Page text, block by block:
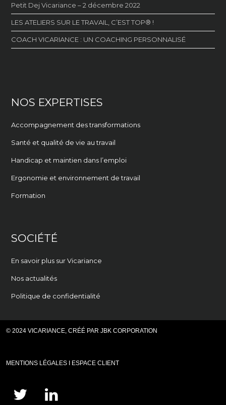
Petit Dej Vicariance – 2 décembre 2022
LES ATELIERS SUR LE TRAVAIL, C’EST TOP® !
COACH VICARIANCE : UN COACHING PERSONNALISÉ
NOS EXPERTISES
Accompagnement des transformations
Santé et qualité de vie au travail
Handicap et maintien dans l’emploi
Ergonomie et environnement de travail
Formation
SOCIÉTÉ
En savoir plus sur Vicariance
Nos actualités
Politique de confidentialité
© 2024 VICARIANCE, CRÉÉ PARJBK CORPORATION
MENTIONS LÉGALES I ESPACE CLIENT
twitter